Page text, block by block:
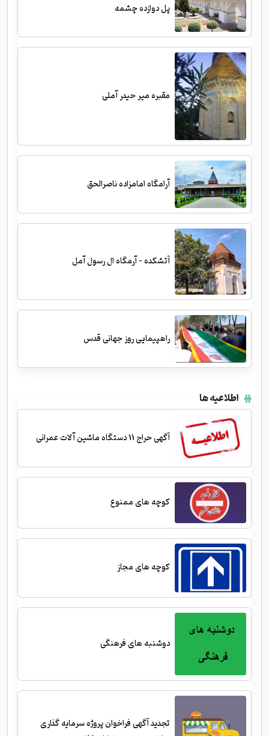
پل دوازده چشمه
مقبره میر حیدر آملی
آرامگاه امامزاده ناصرالحق
آتشکده - آرمگاه ال رسول آمل
راهپیمایی روز جهانی قدس
اطلاعیه ها
آگهی حراج 11 دستگاه ماشین آلات عمرانی
کوچه های ممنوع
کوچه های مجاز
دوشنبه های فرهنگی
تجدید آگهی فراخوان پروژه سرمایه گذاری